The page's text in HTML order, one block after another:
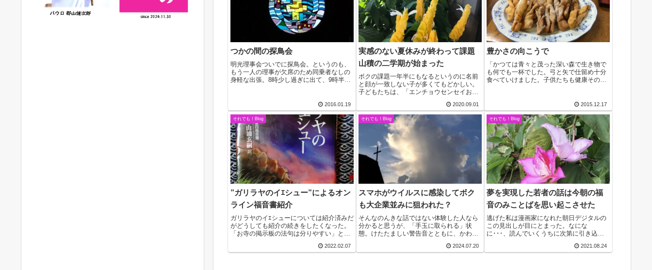
つかの間の探鳥会
明光理事会ついでに探鳥会。というのも、
もう一人の理事が欠席のため同乗者なしの
身軽な出張。8時少し過ぎに出て、9時半ご
にも恩恵をもたらしているようだった。
「大口は雪が...
2016.01.19
実感のない夏休みが終わって課題
山積の二学期が始まった
ボクの課題一年半にもなるというのに名前
と顔が一致しない子が多くてもどかしい。
子どもたちは、「エンチョウセンセイおは
というのに。ボクの課題だ。ともあれ、夏
休みの間も登園していた子どもたちはとも
かくとして、...
2020.09.01
豊かさの向こうで
「かつては青々と茂った深い森で生き物で
も何でも一杯でした。弓と矢で仕留め十分
食べていけました。子供たちも健康そのも
がってしまっています。これまでにない最
悪の年です。...
2015.12.17
それでも！Blog
”ガリラヤのイｴシュー”によるオン
ライン福音書紹介
ガリラヤのイｴシューについては紹介済みだ
がどうしても紹介の続きをしたくなった。
「お寺の掲示板の法句は分りやすい」と思
言葉は素晴らしいが、読んでスッと入らな
2022.02.07
それでも！Blog
スマホがウイルスに感染してボク
も大企業並みに狙われた？
そんなのんきな話ではない体験した人なら
分かると思うが、「手玉に取られる」状
態。けたたましい警告音とともに、かわい
溜まっているので除去しないと、間もなく
2024.07.20
それでも！Blog
夢を実現した若者の話は今朝の福
音のみことばを思い起こさせた
逃げた私は漫画家になれた朝日デジタルの
この見出しが目にとまった。なにな
に･･･、読んでいくうちに次第に引き込ま
若者。奨励賞を何度も受賞した優秀な学
2021.08.24